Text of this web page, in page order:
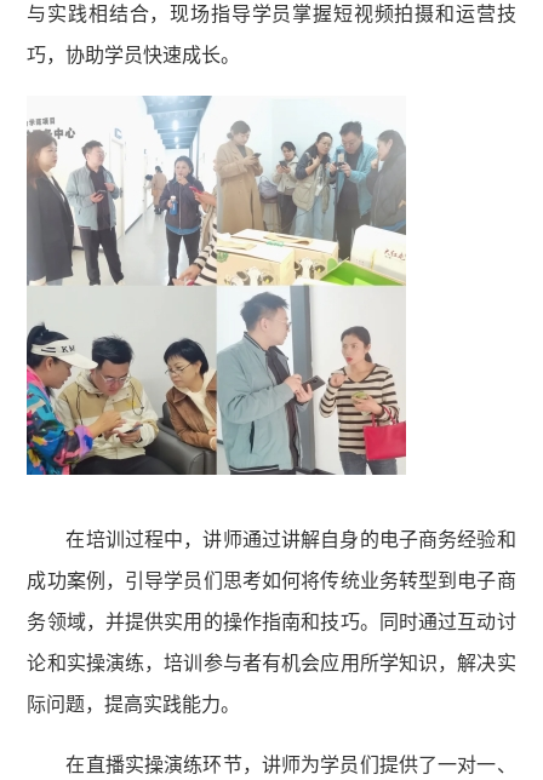
与实践相结合，现场指导学员掌握短视频拍摄和运营技
巧，协助学员快速成长。
在培训过程中，讲师通过讲解自身的电子商务经验和
成功案例，引导学员们思考如何将传统业务转型到电子商
务领域，并提供实用的操作指南和技巧。同时通过互动讨
论和实操演练，培训参与者有机会应用所学知识，解决实
际问题，提高实践能力。
在直播实操演练环节，讲师为学员们提供了一对一、